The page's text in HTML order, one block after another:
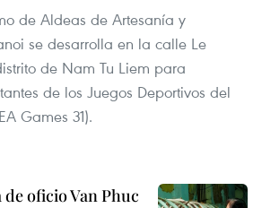
de Aldeas de Artesanía y
se desarrolla en la calle Le
de Nam Tu Liem para
de los Juegos Deportivos del
Games 31).
oficio Van Phuc